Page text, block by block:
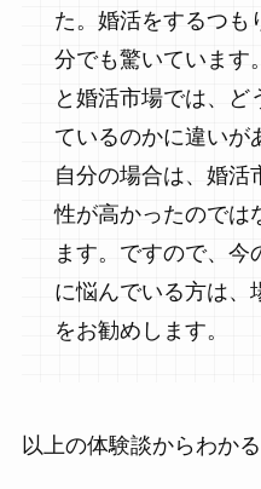
た。婚活をするつも
分でも驚いています
と婚活市場では、ど
ているのかに違いが
自分の場合は、婚活
性が高かったのでは
ます。ですので、
に悩んでいる方は、
をお勧めします。
以上の体験談からわかる